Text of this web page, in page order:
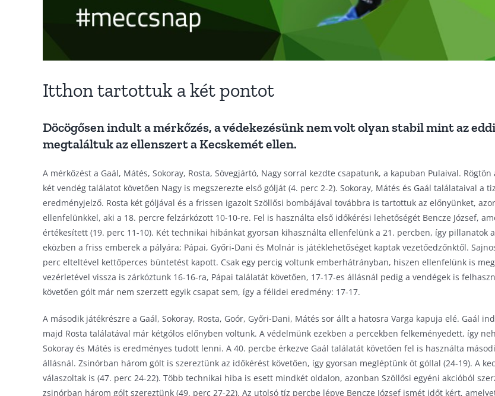
Itthon tartottuk a két pontot
Döcögősen indult a mérkőzés, a védekezésünk nem volt olyan stabil mint az
megtaláltuk az ellenszert a Kecskemét ellen.
A mérkőzést a Gaál, Mátés, Sokoray, Rosta, Sövegjártó, Nagy sorral kezdte csapatunk, a kapuban Pulaival.
két vendég találatot követően Nagy is megszerezte első gólját (4. perc 2-2). Sokoray, Mátés és Gaál találataival a
eredményjelző. Rosta két góljával és a frissen igazolt Szöllősi bombájával továbbra is tartottuk az előnyünket,
ellenfelünkkel, aki a 18. percre felzárkózott 10-10-re. Fel is használta első időkérési lehetőségét Bencze József,
értékesített (19. perc 11-10). Két technikai hibánkat gyorsan kihasználta ellenfelünk a 21. percben, így pillanatok
eközben a friss emberek a pályára; Pápai, Győri-Dani és Molnár is játéklehetőséget kaptak vezetőedzőnktől.
perc elteltével kettőperces büntetést kapott. Csak egy percig voltunk emberhátrányban, hiszen ellenfelünk is
vezérletével vissza is zárkóztunk 16-16-ra, Pápai találatát követően, 17-17-es állásnál pedig a vendégek is
követően gólt már nem szerzett egyik csapat sem, így a félidei eredmény: 17-17.
A második játékrészre a Gaál, Sokoray, Rosta, Goór, Győri-Dani, Mátés sor állt a hatosra Varga kapuja elé. Gaál
majd Rosta találatával már kétgólos előnyben voltunk. A védelmünk ezekben a percekben felkeményedett, így
Sokoray és Mátés is eredményes tudott lenni. A 40. percbe érkezve Gaál találatát követően fel is használta
állásnál. Zsinórban három gólt is szereztünk az időkérést követően, így gyorsan megléptünk öt góllal (24-19). A
válaszoltak is (47. perc 24-22). Több technikai hiba is esett mindkét oldalon, azonban Szöllősi egyéni akcióból
zsinórban három gólt szereztünk (49. perc 27-22). Az utolsó tíz percbe lépve Bencze József ismét időt kért,